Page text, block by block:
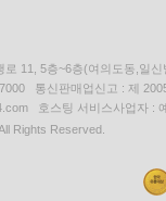
로 11, 5층~6층(여의도동,일신
통신판매업신고 : 제
호스팅 서비스사업자 :
Rights Reserved.